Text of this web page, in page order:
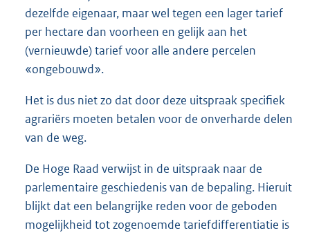
dezelfde eigenaar, maar wel tegen een lager tarief
per hectare dan voorheen en gelijk aan het
(vernieuwde) tarief voor alle andere percelen
«ongebouwd».
Het is dus niet zo dat door deze uitspraak specifiek
agrariërs moeten betalen voor de onverharde delen
van de weg.
De Hoge Raad verwijst in de uitspraak naar de
parlementaire geschiedenis van de bepaling. Hieruit
blijkt dat een belangrijke reden voor de geboden
mogelijkheid tot zogenoemde tariefdifferentiatie is